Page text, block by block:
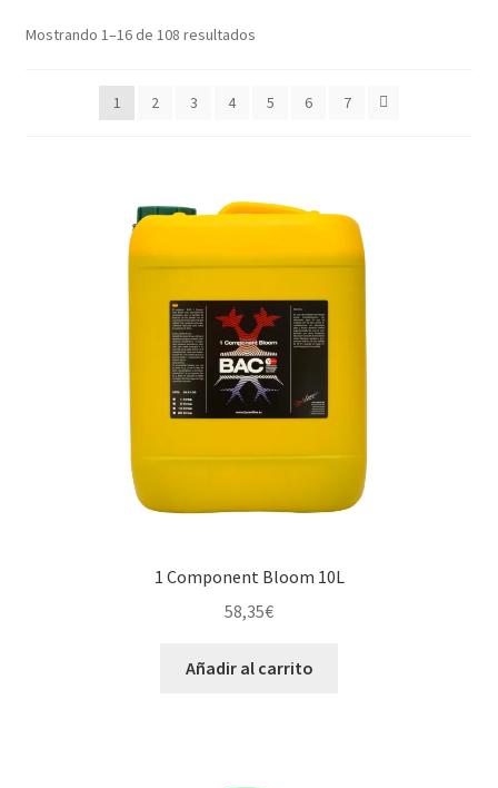
Mostrando 1–16 de 108 resultados
1 2 3 4 5 6 7
1 Component Bloom 10L
58,35€
Añadir al carrito